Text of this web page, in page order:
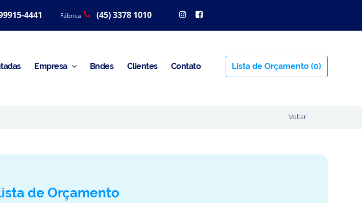
4441 Fábrica (45) 3378 1010
Empresa Bndes Clientes Contato Lista de Orçamento (0)
Voltar
de Orçamento